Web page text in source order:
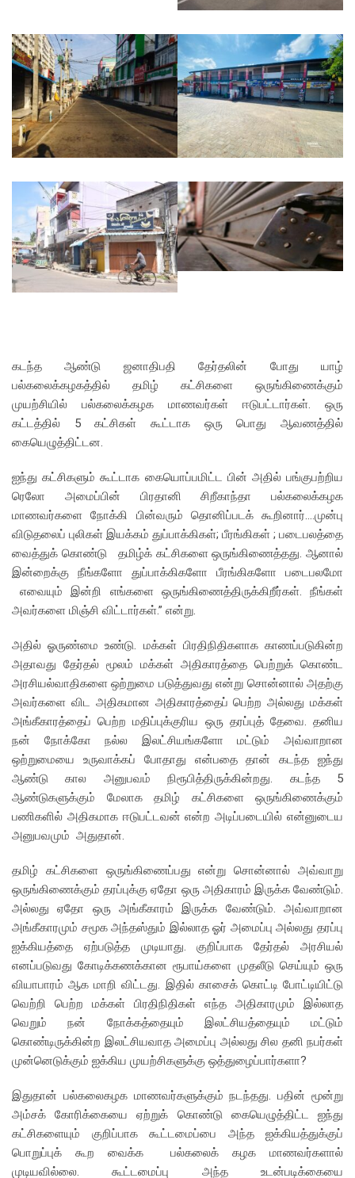
கடந்த ஆண்டு ஜனாதிபதி தேர்தலின் போது யாழ்
பல்கலைக்கழகத்தில் தமிழ் கட்சிகளை ஒருங்கிணைக்கும்
முயற்சியில் பல்கலைக்கழக மாணவர்கள் ஈடுபட்டார்கள். ஒரு
கட்டத்தில் 5 கட்சிகள் கூட்டாக ஒரு பொது ஆவணத்தில்
கையெழுத்திட்டன.
ஐந்து கட்சிகளும் கூட்டாக கையொப்பமிட்ட பின் அதில் பங்குபற்றிய
ரெலோ அமைப்பின் பிரதானி சிறீகாந்தா பல்கலைக்கழக
மாணவர்களை நோக்கி பின்வரும் தொனிப்படக் கூறினார்….முன்பு
விடுதலைப் புலிகள் இயக்கம் துப்பாக்கிகள்; பீரங்கிகள் ; படைபலத்தை
வைத்துக் கொண்டு தமிழ்க் கட்சிகளை ஒருங்கிணைத்தது. ஆனால்
இன்றைக்கு நீங்களோ துப்பாக்கிகளோ பீரங்கிகளோ படைபலமோ
எவையும் இன்றி எங்களை ஒருங்கிணைத்திருக்கிறீர்கள். நீங்கள்
அவர்களை மிஞ்சி விட்டார்கள்.” என்று.
அதில் ஓருண்மை உண்டு. மக்கள் பிரதிநிதிகளாக காணப்படுகின்ற
அதாவது தேர்தல் மூலம் மக்கள் அதிகாரத்தை பெற்றுக் கொண்ட
அரசியல்வாதிகளை ஒற்றுமை படுத்துவது என்று சொன்னால் அதற்கு
அவர்களை விட அதிகமான அதிகாரத்தைப் பெற்ற அல்லது மக்கள்
அங்கீகாரத்தைப் பெற்ற மதிப்புக்குரிய ஒரு தரப்புத் தேவை. தனிய
நன் நோக்கோ நல்ல இலட்சியங்களோ மட்டும் அவ்வாறான
ஒற்றுமையை உருவாக்கப் போதாது என்பதை தான் கடந்த ஐந்து
ஆண்டு கால அனுபவம் நிரூபித்திருக்கின்றது. கடந்த 5
ஆண்டுகளுக்கும் மேலாக தமிழ் கட்சிகளை ஒருங்கிணைக்கும்
பணிகளில் அதிகமாக ஈடுபட்டவன் என்ற அடிப்படையில் என்னுடைய
அனுபவமும் அதுதான்.
தமிழ் கட்சிகளை ஒருங்கிணைப்பது என்று சொன்னால் அவ்வாறு
ஒருங்கிணைக்கும் தரப்புக்கு ஏதோ ஒரு அதிகாரம் இருக்க வேண்டும்.
அல்லது ஏதோ ஒரு அங்கீகாரம் இருக்க வேண்டும். அவ்வாறான
அங்கீகாரமும் சமூக அந்தஸ்தும் இல்லாத ஓர் அமைப்பு அல்லது தரப்பு
ஐக்கியத்தை ஏற்படுத்த முடியாது. குறிப்பாக தேர்தல் அரசியல்
எனப்படுவது கோடிக்கணக்கான ரூபாய்களை முதலீடு செய்யும் ஒரு
வியாபாரம் ஆக மாறி விட்டது. இதில் காசைக் கொட்டி போட்டியிட்டு
வெற்றி பெற்ற மக்கள் பிரதிநிதிகள் எந்த அதிகாரமும் இல்லாத
வெறும் நன் நோக்கத்தையும் இலட்சியத்தையும் மட்டும்
கொண்டிருக்கின்ற இலட்சியவாத அமைப்பு அல்லது சில தனி நபர்கள்
முன்னெடுக்கும் ஐக்கிய முயற்சிகளுக்கு ஒத்துழைப்பார்களா?
இதுதான் பல்கலைகழக மாணவர்களுக்கும் நடந்தது. பதின் மூன்று
அம்சக் கோரிக்கையை ஏற்றுக் கொண்டு கையெழுத்திட்ட ஐந்து
கட்சிகளையும் குறிப்பாக கூட்டமைப்பை அந்த ஐக்கியத்துக்குப்
பொறுப்புக் கூற வைக்க பல்கலைக் கழக மாணவர்களால்
முடியவில்லை. கூட்டமைப்பு அந்த உடன்படிக்கையை